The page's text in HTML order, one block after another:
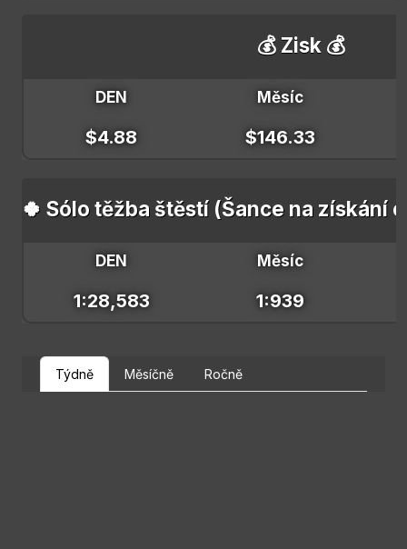
💰 Zisk 💰
DEN Měsíc
$4.88 $146.33
🍀 Sólo těžba štěstí (Šance na získání
DEN Měsíc
1:28,583 1:939
Týdně Měsíčně Ročně